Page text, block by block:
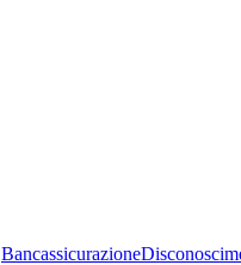
Bancassicurazione